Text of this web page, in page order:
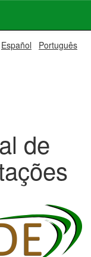
Español Português
de